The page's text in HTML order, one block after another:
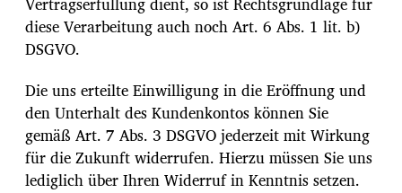
diese Verarbeitung auch noch Art. 6 Abs. 1 lit. b)
DSGVO.
Die uns erteilte Einwilligung in die Eröffnung und
den Unterhalt des Kundenkontos können Sie
gemäß Art. 7 Abs. 3 DSGVO jederzeit mit Wirkung
für die Zukunft widerrufen. Hierzu müssen Sie uns
lediglich über Ihren Widerruf in Kenntnis setzen.